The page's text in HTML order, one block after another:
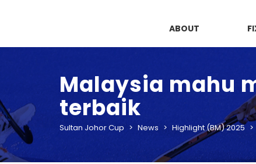
ABOUT
Malaysia mahu
terbaik
Sultan Johor Cup > News > Highlight (BM) 2025 >